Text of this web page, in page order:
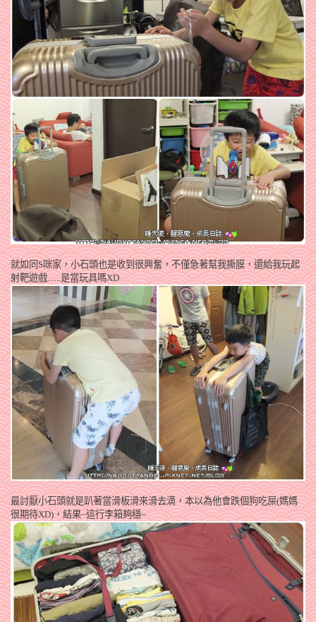
就如同S咪家，小石頭也是收到很興奮，不僅急著幫我撕膜，還給我玩起
射靶遊戲…..是當玩具嗎XD
最討厭小石頭就是趴著當滑板滑來滑去滴，本以為他會跌個狗吃屎(媽媽
很期待XD)，結果~這行李箱夠穩~